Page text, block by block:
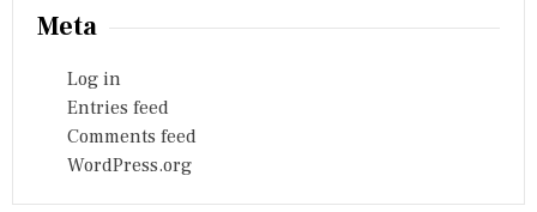
Meta
Log in
Entries feed
Comments feed
WordPress.org